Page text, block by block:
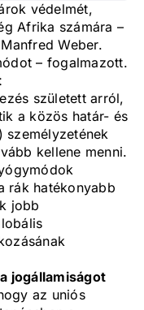
védelmét,
Afrika számára –
Weber.
– fogalmazott.
született arról,
a közös határ- és
személyzetének
kellene menni.
rák hatékonyabb
jobb
jogállamiságot
az uniós